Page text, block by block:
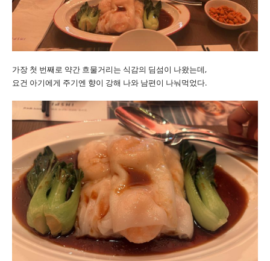
가장 첫 번째로 약간 흐물거리는 식감의 딤섬이 나왔는데,
요건 아기에게 주기엔 향이 강해 나와 남편이 나눠먹었다.